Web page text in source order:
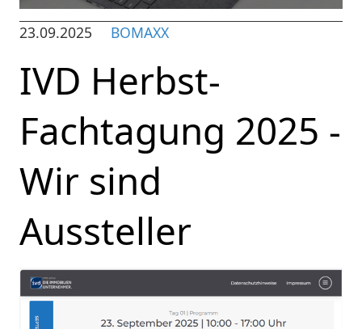
23.09.2025 BOMAXX
IVD Herbst-
Fachtagung 2025 -
Wir sind
Aussteller